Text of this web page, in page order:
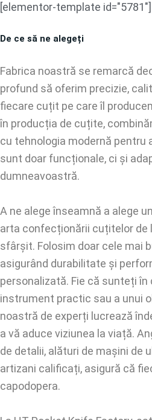
[elementor-template id="5781"]
De ce să ne alegeți
Fabrica noastră se remarcă
profund să oferim precizie,
fiecare cuțit pe care îl
în producția de cuțite,
cu tehnologia modernă pentru
sunt doar funcționale, ci și
dumneavoastră.
A ne alege înseamnă a alege
arta confecționării cuțitelor de
sfârșit. Folosim doar cele mai
asigurând durabilitate și
personalizată. Fie că sunteți în
instrument practic sau a unui
noastră de experți lucrează
a vă aduce viziunea la viață.
de detalii, alături de mașini de
artizani calificați, asigură că
capodopera.